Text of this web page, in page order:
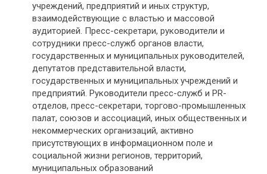
учреждений, предприятий и иных структур,
взаимодействующие с властью и массовой
аудиторией. Пресс-секретари, руководители и
сотрудники пресс-служб органов власти,
государственных и муниципальных руководителей,
депутатов представительной власти,
государственных и муниципальных учреждений и
предприятий. Руководители пресс-служб и PR-
отделов, пресс-секретари, торгово-промышленных
палат, союзов и ассоциаций, иных общественных и
некоммерческих организаций, активно
присутствующих в информационном поле и
социальной жизни регионов, территорий,
муниципальных образований